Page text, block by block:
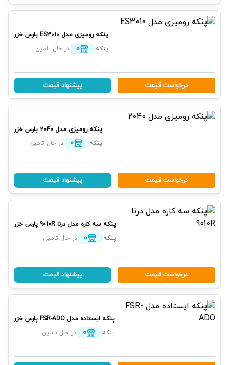
پنکه رومیزی مدل ES3010
پارس خزر
پنکه
0 در حال تامین
درخواست قیمت پیشنهاد قیمت
پنکه رومیزی مدل 2040
پارس خزر
پنکه
0 در حال تامین
درخواست قیمت پیشنهاد قیمت
پنكه سه كاره مدل درنا 9010R
پارس خزر
پنکه
0 در حال تامین
درخواست قیمت پیشنهاد قیمت
پنکه ایستاده مدل FSR-ADO
پارس خزر
پنکه
0 در حال تامین